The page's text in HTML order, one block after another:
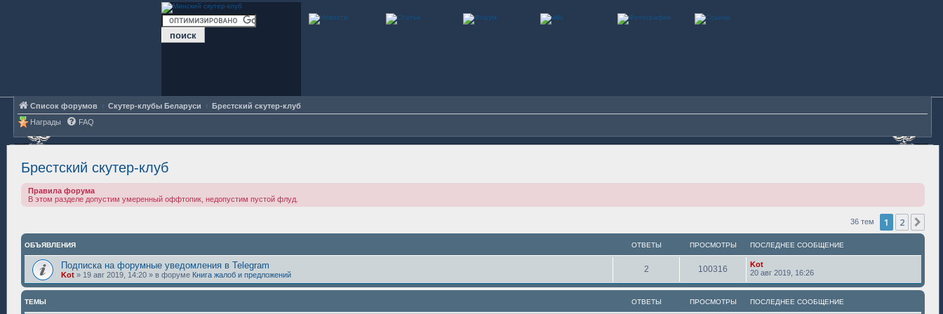
Список форумов Скутер-клубы Беларуси
Брестский скутер-клуб
Награды
FAQ
Брестский скутер-клуб
Правила форума
В этом разделе допустим умеренный оффтопик, недопустим пустой флуд.
36 тем 1 2
ОБЪЯВЛЕНИЯ ОТВЕТЫ ПРОСМОТРЫ ПОСЛЕДНЕЕ СООБЩЕНИЕ
Подписка на форумные уведомления в Telegram
Kot » 19 авг 2019, 14:20 » в форуме Книга жалоб и предложений
2 100316
Kot
20 авг 2019, 16:26
ТЕМЫ ОТВЕТЫ ПРОСМОТРЫ ПОСЛЕДНЕЕ СООБЩЕНИЕ